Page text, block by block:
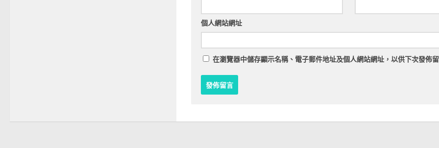
個人網站網址
在瀏覽器中儲存顯示名稱、電子郵件地址及個人網站網址，以供下次發佈